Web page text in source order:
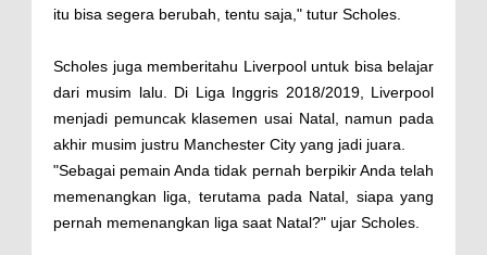
itu bisa segera berubah, tentu saja," tutur Scholes.
Scholes juga memberitahu Liverpool untuk bisa belajar
dari musim lalu. Di Liga Inggris 2018/2019, Liverpool
menjadi pemuncak klasemen usai Natal, namun pada
akhir musim justru Manchester City yang jadi juara.
"Sebagai pemain Anda tidak pernah berpikir Anda telah
memenangkan liga, terutama pada Natal, siapa yang
pernah memenangkan liga saat Natal?" ujar Scholes.